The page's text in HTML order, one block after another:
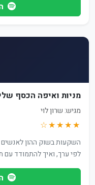
מניות ואיפה הכסף
מגיש: שרון לוי
★★★★☆
השקעות בשוק ההון לאנשים
לפי ערך, ואיך להתמודד עם